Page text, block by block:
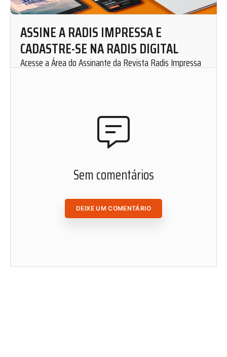
ASSINE A RADIS IMPRESSA E
CADASTRE-SE NA RADIS DIGITAL
Acesse a Área do Assinante da Revista Radis Impressa
ACESSAR ÁREA DO ASSINANTE
Sem comentários
DEIXE UM COMENTÁRIO